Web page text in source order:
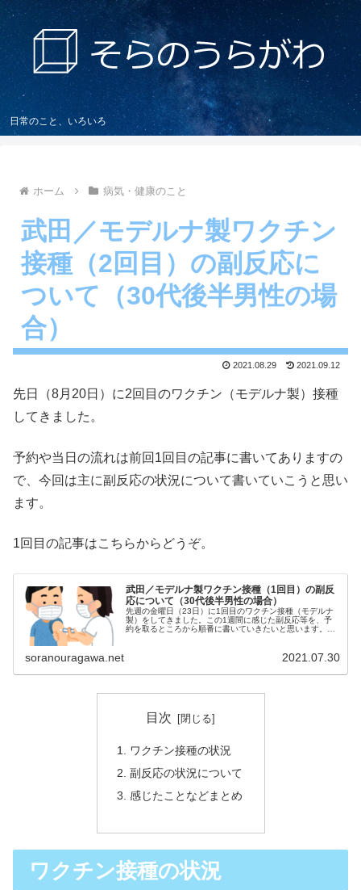
日常のこと、いろいろ
ホーム 病気・健康のこと
武田／モデルナ製ワクチン
接種（2回目）の副反応に
ついて（30代後半男性の場
合）
2021.08.29 2021.09.12
先日（8月20日）に2回目のワクチン（モデルナ製）接種
してきました。
予約や当日の流れは前回1回目の記事に書いてありますの
で、今回は主に副反応の状況について書いていこうと思い
ます。
1回目の記事はこちらからどうぞ。
武田／モデルナ製ワクチン接種（1回目）の副反
応について（30代後半男性の場合）
先週の金曜日（23日）に1回目のワクチン接種（モデルナ
製）をしてきました。この1週間に感じた副反応等を、予
約を取るところから順番に書いていきたいと思います。ワ
soranouragawa.net 2021.07.30
目次
ワクチン接種の状況
副反応の状況について
感じたことなどまとめ
ワクチン接種の状況